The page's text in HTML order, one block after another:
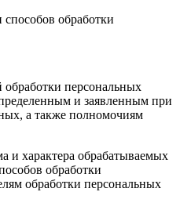
способов обработки
обработки персональных
и заявленным при
а также полномочиям
и характера обрабатываемых
обработки
обработки персональных